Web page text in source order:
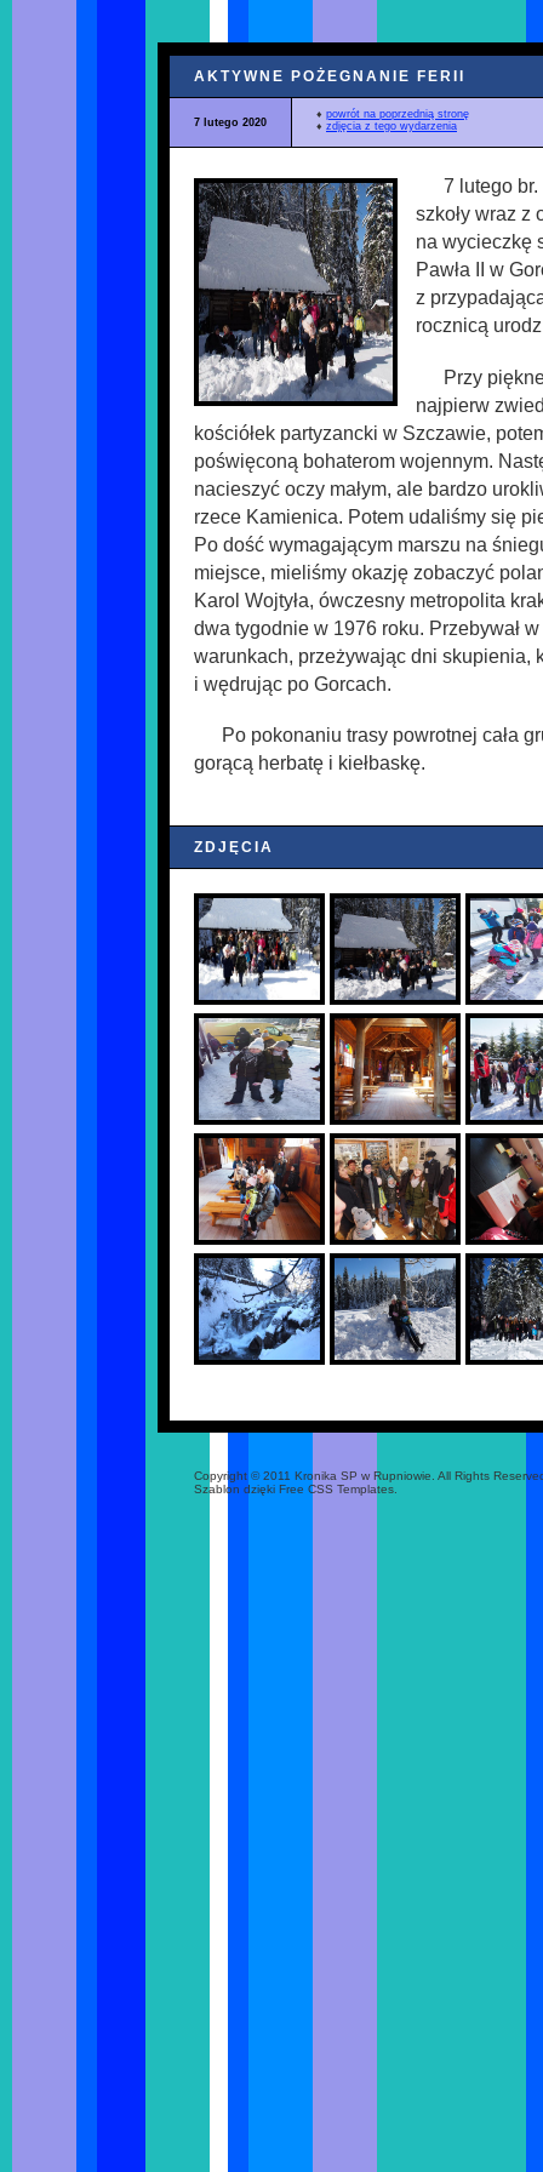
AKTYWNE POŻEGNANIE FERII
7 lutego 2020
♦ powrót na poprzednią stronę
♦ zdjęcia z tego wydarzenia
7 lutego
szkoły wraz z
na wycieczkę
Pawła II w
z
rocznicą
Przy
najpierw
kościółek partyzancki w Szczawie,
poświęconą bohaterom wojennym.
nacieszyć oczy małym, ale bardzo
rzece Kamienica. Potem udaliśmy się
Po dość wymagającym marszu na
miejsce, mieliśmy okazję zobaczyć
Karol Wojtyła, ówczesny metropolita
dwa tygodnie w 1976 roku. Przebywał
warunkach, przeżywając dni skupienia,
i wędrując po Gorcach.
Po pokonaniu trasy powrotnej cała
gorącą herbatę i kiełbaskę.
ZDJĘCIA
Copyright © 2011 Kronika SP w Rupniowie. All Rights
Szablon dzięki Free CSS Templates.